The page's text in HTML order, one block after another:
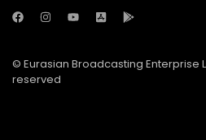
© Eurasian Broadcasting Enterprise
reserved